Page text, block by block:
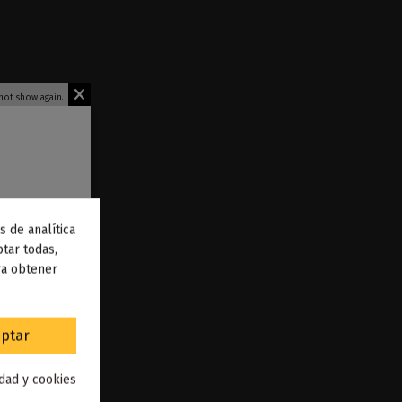
Vape
show again.
.
de analítica
todas,
obtener
y cookies